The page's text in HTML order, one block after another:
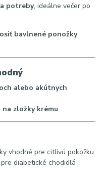
potreby, ideálne večer po
bavlnené ponožky
alebo akútnych
zložky krému
vhodné pre citlivú pokožku
diabetické chodidlá